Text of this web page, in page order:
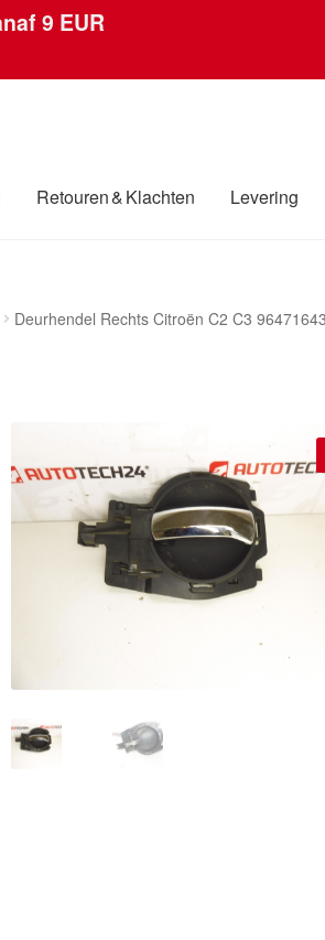
9 EUR
Retouren & Klachten Levering
Winkelwagen
Deurhendel Rechts Citroën C2 C3